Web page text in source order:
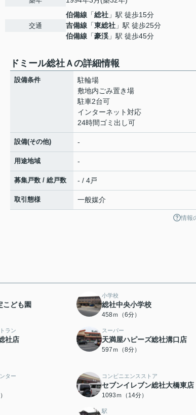
交通
伯備線 「総社 」駅 徒歩15分
吉備線 「東総社 」駅 徒歩25分
伯備線 「豪渓 」駅 徒歩45分
ドミール総社Ａの詳細情報
設備条件
駐輪場
敷地内ごみ置き場
駐車2台可
インターネット対応
24時間ゴミ出し可
設備(その他) -
用途地域 -
募集戸数 / 総戸数 - / 4戸
取引態様 一般媒介
情報
こども園
小学校
総社中央小学校
458ｍ（6分）
ラン
社店
スーパー
天満屋ハピーズ総社溝口店
597ｍ（8分）
ター コンビニエンスストア
セブンイレブン総社大橋東店
1093ｍ（14分）
駅